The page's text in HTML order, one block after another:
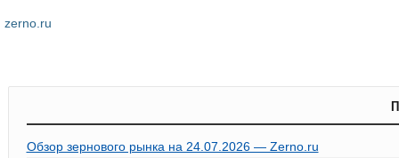
zerno.ru
Обзор зернового рынка на 24.07.2026 — Zerno.ru